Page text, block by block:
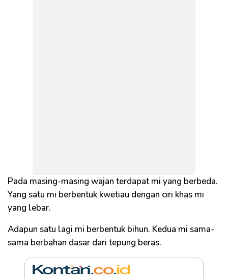
Pada masing-masing wajan terdapat mi yang berbeda.
Yang satu mi berbentuk kwetiau dengan ciri khas mi
yang lebar.
Adapun satu lagi mi berbentuk bihun. Kedua mi sama-
sama berbahan dasar dari tepung beras.